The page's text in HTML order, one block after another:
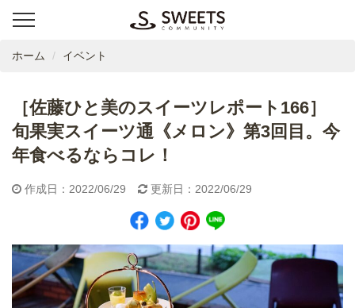
ホーム イベント
［佐藤ひと美のスイーツレポート166］
旬果実スイーツ通《メロン》第3回目。今
年食べるならコレ！
作成日：2022/06/29 更新日：2022/06/29